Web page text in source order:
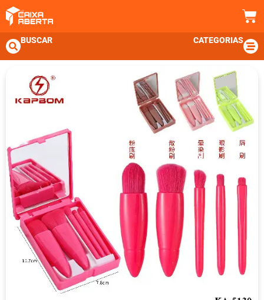
BUSCAR CATEGORIAS